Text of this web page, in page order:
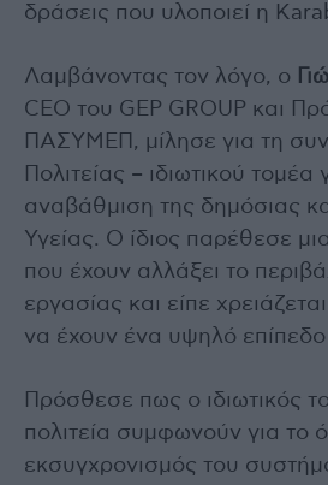
δράσεις που υλοποιεί η
Λαμβάνοντας τον λόγο, ο
CEO του GEP GROUP και
ΠΑΣΥΜΕΠ, μίλησε για τη
Πολιτείας – ιδιωτικού τομέα
αναβάθμιση της δημόσιας
Υγείας. Ο ίδιος παρέθεσε
που έχουν αλλάξει το
εργασίας και είπε
να έχουν ένα υψηλό επίπεδο
Πρόσθεσε πως ο ιδιωτικός
πολιτεία συμφωνούν για το
εκσυγχρονισμός του